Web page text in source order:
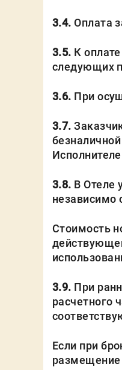
3.4. Оплата
3.5. К
следующих
3.6. При
3.7.
3.8. В Отеле
независимо
Стоимость
3.9. При
расчетного
Если при
размещение